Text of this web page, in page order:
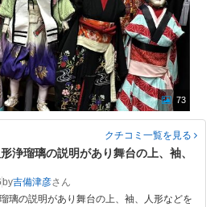
73
クチコミ一覧を見る
浄瑠璃の説明があり舞台の上、袖、
by吉備津彦
璃の説明があり舞台の上、袖、人形などを